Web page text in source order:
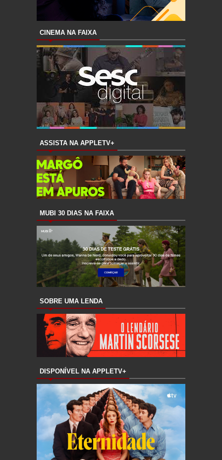
CINEMA NA FAIXA
ASSISTA NA APPLETV+
MUBI 30 DIAS NA FAIXA
SOBRE UMA LENDA
DISPONÍVEL NA APPLETV+